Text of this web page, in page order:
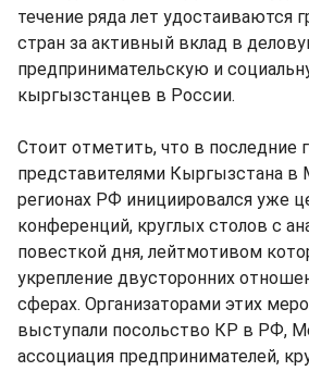
течение ряда лет удостаиваются
стран за активный вклад в
предпринимательскую и
кыргызстанцев в России.
Стоит отметить, что в последние
представителями Кыргызстана в
регионах РФ инициировался уже
конференций, круглых столов с
повесткой дня, лейтмотивом
укрепление двусторонних
сферах. Организаторами этих
выступали посольство КР в РФ,
ассоциация предпринимателей,